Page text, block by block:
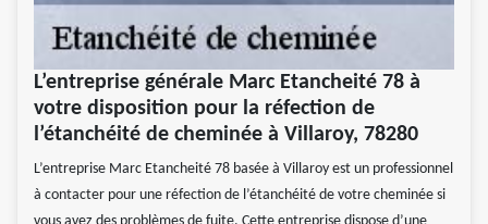
L’entreprise générale Marc Etancheité 78 à
votre disposition pour la réfection de
l’étanchéité de cheminée à Villaroy, 78280
L’entreprise Marc Etancheité 78 basée à Villaroy est un professionnel
à contacter pour une réfection de l’étanchéité de votre cheminée si